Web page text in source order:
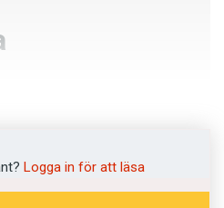
Logga in för att läsa